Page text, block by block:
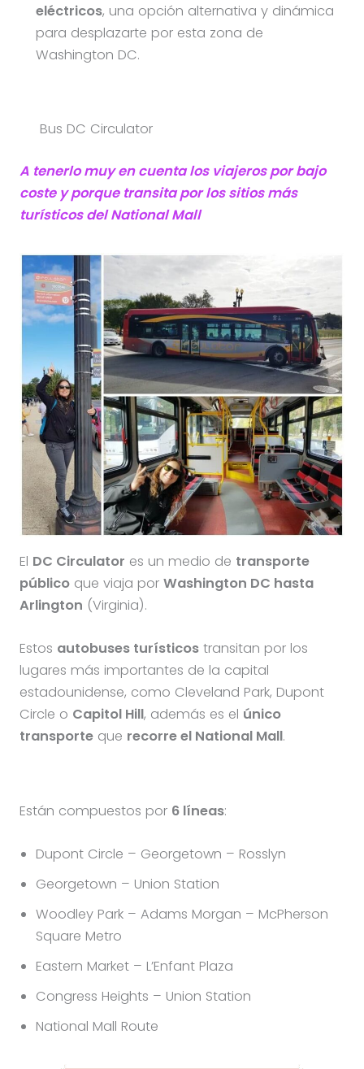
eléctricos, una opción alternativa y dinámica
para desplazarte por esta zona de
Washington DC.
Bus DC Circulator
A tenerlo muy en cuenta los viajeros por bajo
coste y porque transita por los sitios más
turísticos del National Mall
El DC Circulator es un medio de transporte
públicoque viaja por Washington DC hasta
Arlington (Virginia).
Estos autobuses turísticostransitan por los
lugares más importantes de la capital
estadounidense, como Cleveland Park, Dupont
Circle o Capitol Hill, además es el único
transporteque recorre el National Mall.
Están compuestos por 6 líneas:
Dupont Circle – Georgetown – Rosslyn
Georgetown – Union Station
Woodley Park – Adams Morgan – McPherson
Square Metro
Eastern Market – L’Enfant Plaza
Congress Heights – Union Station
National Mall Route